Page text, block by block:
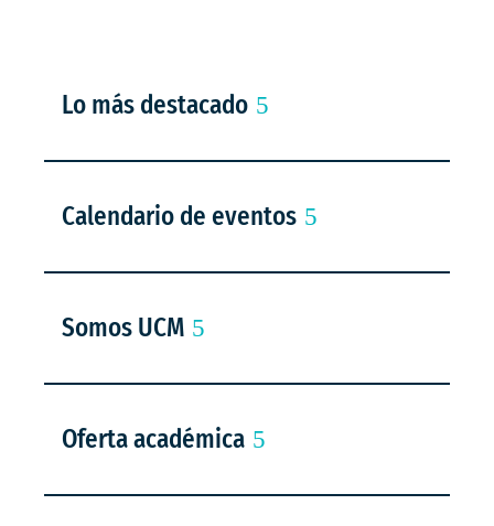
Lo más destacado
Calendario de eventos
Somos UCM
Oferta académica